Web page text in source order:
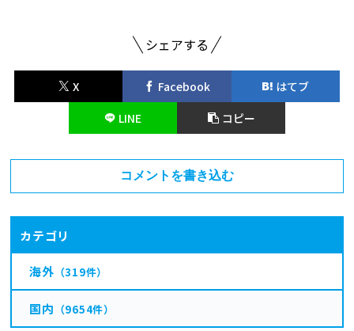
シェアする
X Facebook
はてブ
LINE
コピー
コメントを書き込む
カテゴリ
海外 （319件）
国内 （9654件）